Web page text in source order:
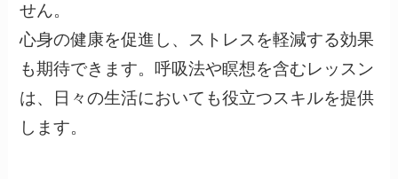
せん。
心身の健康を促進し、ストレスを軽減する効果
も期待できます。呼吸法や瞑想を含むレッスン
は、日々の生活においても役立つスキルを提供
します。